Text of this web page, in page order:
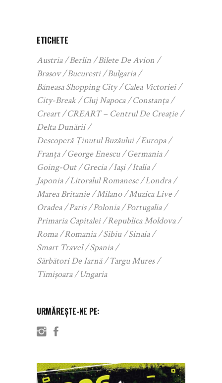
ETICHETE
Austria Berlin
Bilete De Avion
Brasov
Bucuresti
Bulgaria
Băneasa Shopping City
Calea Victoriei
City-Break
Cluj Napoca
Constanța
Creart
CREART – Centrul De Creație
Delta Dunării
Descoperă Ținutul Buzăului
Europa
Franța
George Enescu
Germania
Going-Out
Grecia Iași
Italia
Japonia
Litoralul Romanesc
Londra
Marea Britanie
Milano
Muzica Live
Oradea
Paris Polonia
Portugalia
Primaria Capitalei
Republica Moldova
Roma
Romania Sibiu
Sinaia
Smart Travel
Spania
Sărbători De Iarnă
Targu Mures
Timișoara
Ungaria
URMĂREȘTE-NE PE: